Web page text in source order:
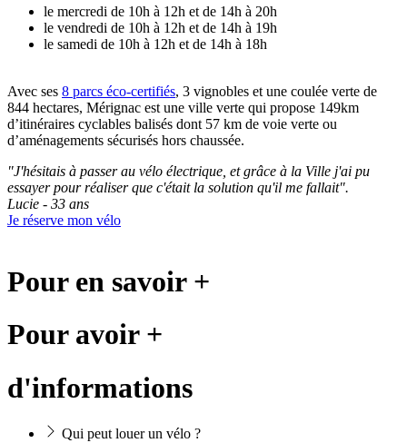
le mercredi de 10h à 12h et de 14h à 20h
le vendredi de 10h à 12h et de 14h à 19h
le samedi de 10h à 12h et de 14h à 18h
Avec ses 8 parcs éco-certifiés, 3 vignobles et une coulée verte de
844 hectares, Mérignac est une ville verte qui propose 149km
d’itinéraires cyclables balisés dont 57 km de voie verte ou
d’aménagements sécurisés hors chaussée.
"J'hésitais à passer au vélo électrique, et grâce à la Ville j'ai pu
essayer pour réaliser que c'était la solution qu'il me fallait".
Lucie - 33 ans
Je réserve mon vélo
Pour en savoir +
Pour avoir +
d'informations
Qui peut louer un vélo ?